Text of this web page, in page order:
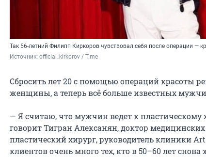
Так 56-летний Филипп Киркоров чувствовал себя после операции —
Источник: official_kirkorov / T.me
Сбросить лет 20 с помощью операций красоты
женщины, а теперь всё больше известных
— Я считаю, что мужчин ведет к пластическому
говорит Тигран Алексанян, доктор медицинских
пластический хирург, руководитель клиники
клиентов очень много тех, кто в 50–60 лет